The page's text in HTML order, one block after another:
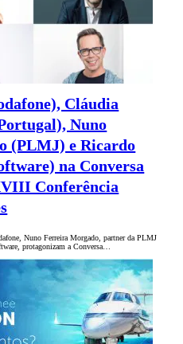
Cláudia
Nuno
(PLMJ) e Ricardo
na Conversa
Conferência
Nuno Ferreira Morgado, partner da PLMJ
protagonizam a Conversa…